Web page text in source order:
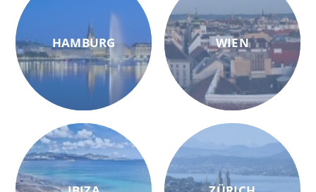
HAMBURG WIEN